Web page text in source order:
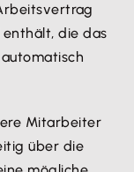
die das
Mitarbeiter
über die